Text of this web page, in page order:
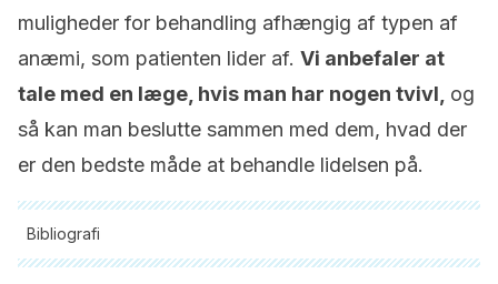
muligheder for behandling afhængig af typen af
anæmi, som patienten lider af. Vi anbefaler at
tale med en læge, hvis man har nogen tvivl, og
så kan man beslutte sammen med dem, hvad der
er den bedste måde at behandle lidelsen på.
Bibliografi
Alle citerede kilder blev grundigt gennemgået af vores team